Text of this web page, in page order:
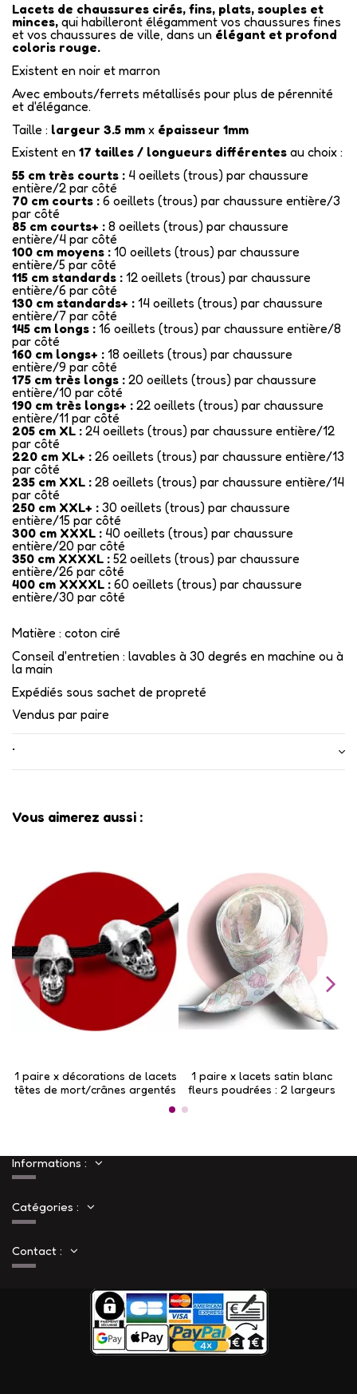
Lacets de chaussures cirés, fins, plats, souples et
minces, qui habilleront élégamment vos chaussures fines
et vos chaussures de ville, dans un élégant et profond
coloris rouge.
Existent en noir et marron
Avec embouts/ferrets métallisés pour plus de pérennité
et d'élégance.
Taille : largeur 3.5 mm x épaisseur 1mm
Existent en 17 tailles / longueurs différentes au choix :
55 cm très courts : 4 oeillets (trous) par chaussure
entière/2 par côté
70 cm courts : 6 oeillets (trous) par chaussure entière/3
par côté
85 cm courts+ : 8 oeillets (trous) par chaussure
entière/4 par côté
100 cm moyens : 10 oeillets (trous) par chaussure
entière/5 par côté
115 cm standards : 12 oeillets (trous) par chaussure
entière/6 par côté
130 cm standards+ : 14 oeillets (trous) par chaussure
entière/7 par côté
145 cm longs : 16 oeillets (trous) par chaussure entière/8
par côté
160 cm longs+ : 18 oeillets (trous) par chaussure
entière/9 par côté
175 cm très longs : 20 oeillets (trous) par chaussure
entière/10 par côté
190 cm très longs+ : 22 oeillets (trous) par chaussure
entière/11 par côté
205 cm XL : 24 oeillets (trous) par chaussure entière/12
par côté
220 cm XL+ : 26 oeillets (trous) par chaussure entière/13
par côté
235 cm XXL : 28 oeillets (trous) par chaussure entière/14
par côté
250 cm XXL+ : 30 oeillets (trous) par chaussure
entière/15 par côté
300 cm XXXL : 40 oeillets (trous) par chaussure
entière/20 par côté
350 cm XXXXL : 52 oeillets (trous) par chaussure
entière/26 par côté
400 cm XXXXL : 60 oeillets (trous) par chaussure
entière/30 par côté
Matière : coton ciré
Conseil d'entretien : lavables à 30 degrés en machine ou à
la main
Expédiés sous sachet de propreté
Vendus par paire
•
Vous aimerez aussi :
1 paire x ​décorations de lacets
têtes de mort/crânes argentés
1 paire x lacets satin blanc
fleurs poudrées : 2 largeurs
Informations :
Catégories :
Contact :